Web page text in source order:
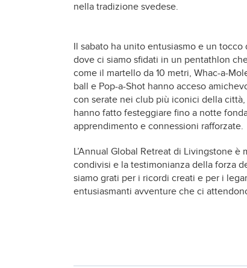
nella tradizione svedese.
Il sabato ha unito entusiasmo e un
dove ci siamo sfidati in un pentathlon
come il martello da 10 metri, Whac-a-
ball e Pop-a-Shot hanno acceso
con serate nei club più iconici della
hanno fatto festeggiare fino a notte
apprendimento e connessioni rafforzate.
L’Annual Global Retreat di Livingstone
condivisi e la testimonianza della forza
siamo grati per i ricordi creati e per i
entusiasmanti avventure che ci